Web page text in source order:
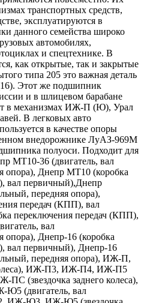
транспортных средств,
эксплуатируются в
данного семейства широко
автомобилях,
и спецтехнике. В
как открытые, так и закрытые
типа 205 это важная деталь
Этот же подшипник
и в шлицевом барабане
в механизмах ИЖ-П (Ю), Урал
В легковых авто
в качестве опоры
внедорожнике ЛуАЗ-969М
полуоси. Подходит для
МТ10-36 (двигатель, вал
опора), Днепр МТ10 (коробка
вал первичный),Днепр
передняя опора),
передач (КПП), вал
переключения передач (КПП),
вал
опора), Днепр-16 (коробка
вал первичный), Днепр-16
передняя опора), ИЖ-П,
ИЖ-П3, ИЖ-П4, ИЖ-П5
ПС (звездочка заднего колеса),
(двигатель, вал